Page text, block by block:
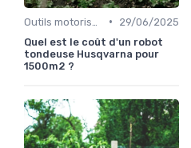
•
29/06/2025
Quel est le coût d'un robot
tondeuse Husqvarna pour
1500m2 ?